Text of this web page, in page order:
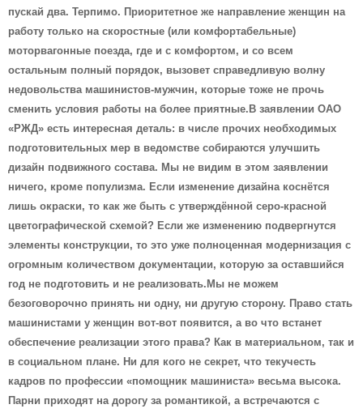
пускай два. Терпимо. Приоритетное же направление женщин на
работу только на скоростные (или комфортабельные)
моторвагонные поезда, где и с комфортом, и со всем
остальным полный порядок, вызовет справедливую волну
недовольства машинистов-мужчин, которые тоже не прочь
сменить условия работы на более приятные.В заявлении ОАО
«РЖД» есть интересная деталь: в числе прочих необходимых
подготовительных мер в ведомстве собираются улучшить
дизайн подвижного состава. Мы не видим в этом заявлении
ничего, кроме популизма. Если изменение дизайна коснётся
лишь окраски, то как же быть с утверждённой серо-красной
цветографической схемой? Если же изменению подвергнутся
элементы конструкции, то это уже полноценная модернизация с
огромным количеством документации, которую за оставшийся
год не подготовить и не реализовать.Мы не можем
безоговорочно принять ни одну, ни другую сторону. Право стать
машинистами у женщин вот-вот появится, а во что встанет
обеспечение реализации этого права? Как в материальном, так и
в социальном плане. Ни для кого не секрет, что текучесть
кадров по профессии «помощник машиниста» весьма высока.
Парни приходят на дорогу за романтикой, а встречаются с